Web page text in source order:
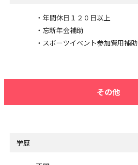
・年間休日１２０日以上
・忘新年会補助
・スポーツイベント参加費用補助
その他
学歴